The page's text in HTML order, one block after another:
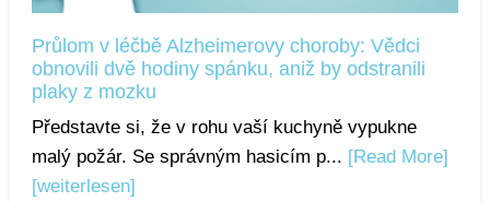
Průlom v léčbě Alzheimerovy choroby: Vědci
obnovili dvě hodiny spánku, aniž by odstranili
plaky z mozku
Představte si, že v rohu vaší kuchyně vypukne
malý požár. Se správným hasicím p... [Read More]
[weiterlesen]